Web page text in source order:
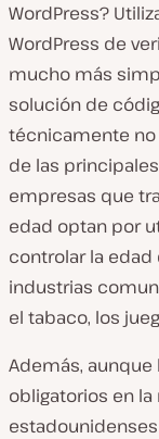
WordPress?
WordPress de
mucho más
solución de
técnicamente
de las
empresas que
edad optan por
controlar la edad
industrias
el tabaco, los
Además,
obligatorios en la